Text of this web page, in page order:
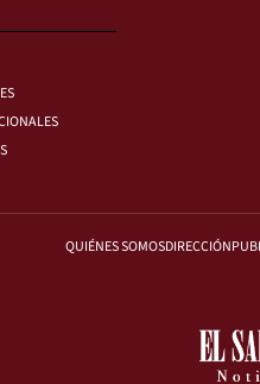
QUIÉNES SOMOSDIRECCIÓN